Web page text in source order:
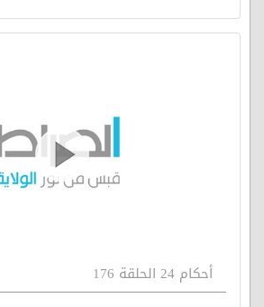
أحكام 24 الحلقة 176